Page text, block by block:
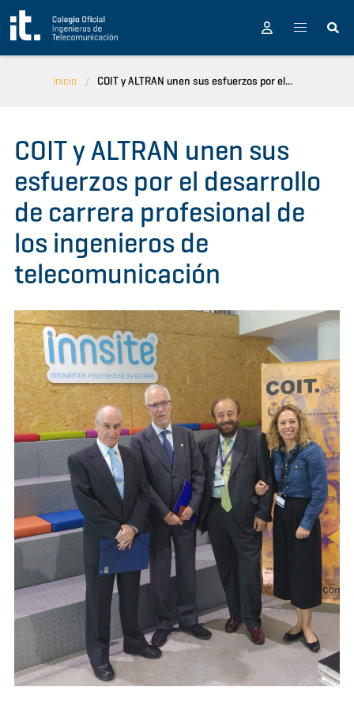
Pasar al contenido principal
Inicio COIT y ALTRAN unen sus esfuerzos por el...
COIT y ALTRAN unen sus
esfuerzos por el desarrollo
de carrera profesional de
los ingenieros de
telecomunicación